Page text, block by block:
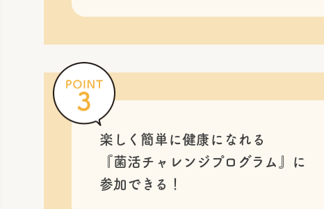
楽しく簡単に健康になれる
『菌活チャレンジプログラム』に
参加できる！